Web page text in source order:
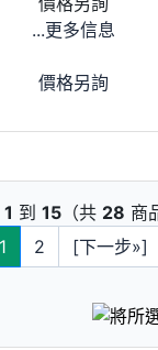
...更多信息
價格另詢
1 到 15 （共 28 商
1
2 [下一步»]